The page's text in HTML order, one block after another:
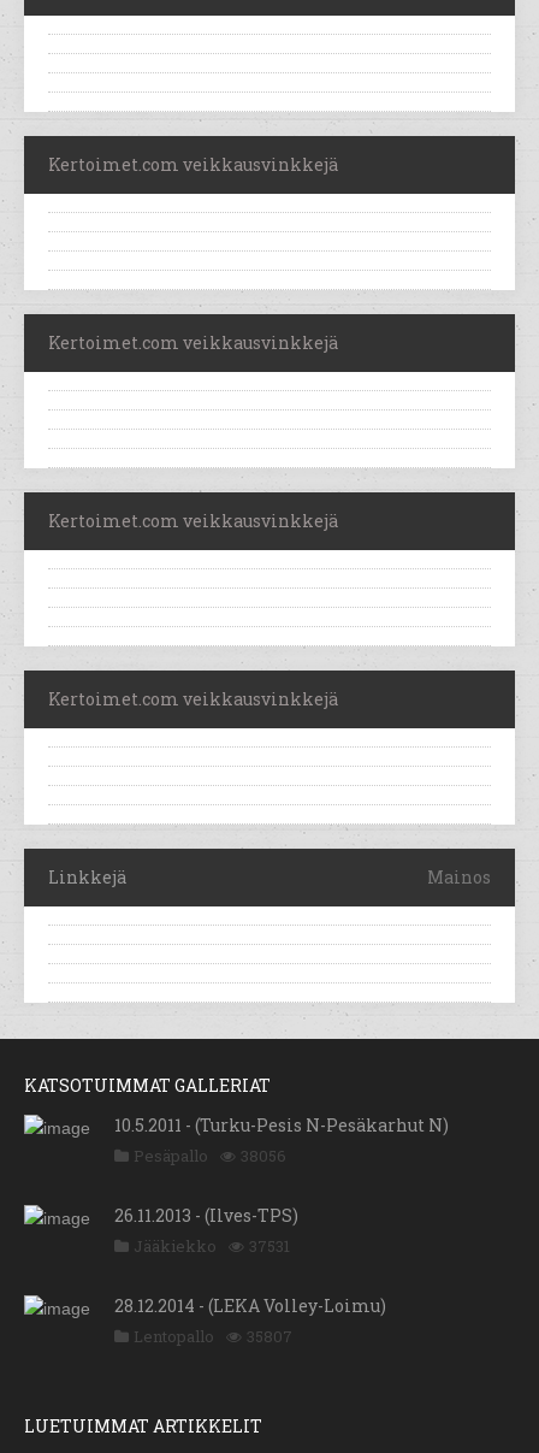
Kertoimet.com veikkausvinkkejä
Kertoimet.com veikkausvinkkejä
Kertoimet.com veikkausvinkkejä
Kertoimet.com veikkausvinkkejä
Linkkejä Mainos
KATSOTUIMMAT GALLERIAT
10.5.2011 - (Turku-Pesis N-Pesäkarhut N)
Pesäpallo 38056
26.11.2013 - (Ilves-TPS)
Jääkiekko 37531
28.12.2014 - (LEKA Volley-Loimu)
Lentopallo 35807
LUETUIMMAT ARTIKKELIT